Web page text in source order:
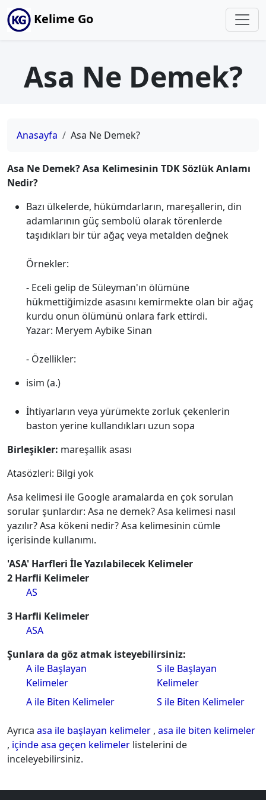
Kelime Go
Asa Ne Demek?
Anasayfa Asa Ne Demek?
Asa Ne Demek? Asa Kelimesinin TDK Sözlük Anlamı
Nedir?
Bazı ülkelerde, hükümdarların, mareşallerin, din
adamlarının güç sembolü olarak törenlerde
taşıdıkları bir tür ağaç veya metalden değnek
Örnekler:
- Eceli gelip de Süleyman'ın ölümüne
hükmettiğimizde asasını kemirmekte olan bir ağaç
kurdu onun ölümünü onlara fark ettirdi.
Yazar: Meryem Aybike Sinan
- Özellikler:
isim (a.)
İhtiyarların veya yürümekte zorluk çekenlerin
baston yerine kullandıkları uzun sopa
Birleşikler: mareşallik asası
Atasözleri: Bilgi yok
Asa kelimesi ile Google aramalarda en çok sorulan
sorular şunlardır: Asa ne demek? Asa kelimesi nasıl
yazılır? Asa kökeni nedir? Asa kelimesinin cümle
içerisinde kullanımı.
'ASA' Harfleri İle Yazılabilecek Kelimeler
2 Harfli Kelimeler
AS
3 Harfli Kelimeler
ASA
Şunlara da göz atmak isteyebilirsiniz:
A ile Başlayan
Kelimeler
A ile Biten Kelimeler
S ile Başlayan
Kelimeler
S ile Biten Kelimeler
Ayrıca asa ile başlayan kelimeler , asa ile biten kelimeler
, içinde asa geçen kelimeler listelerini de
inceleyebilirsiniz.